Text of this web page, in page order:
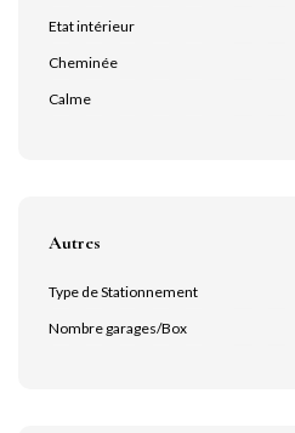
Etat intérieur
Cheminée
Calme
Autres
Type de Stationnement
Nombre garages/Box